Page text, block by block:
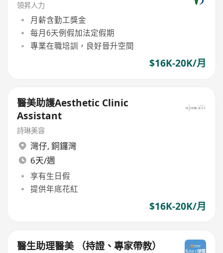
領昇人力
月薪含勤工獎金
每月6天例假加法定假期
專業在職培訓，良好晉升空間
$16K-20K/月
醫美助護Aesthetic Clinic
Assistant
詩琳美容
灣仔, 銅鑼灣
6天/週
享有生日假
提供年底花紅
$16K-20K/月
醫生助理醫美 （持證、專家帶教）